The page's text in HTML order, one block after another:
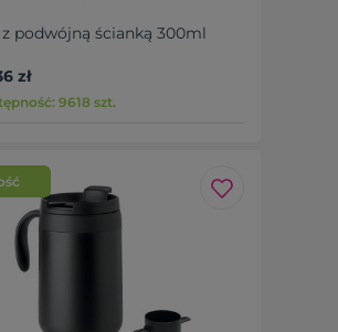
podwójną ścianką 300ml
zł
9618 szt.